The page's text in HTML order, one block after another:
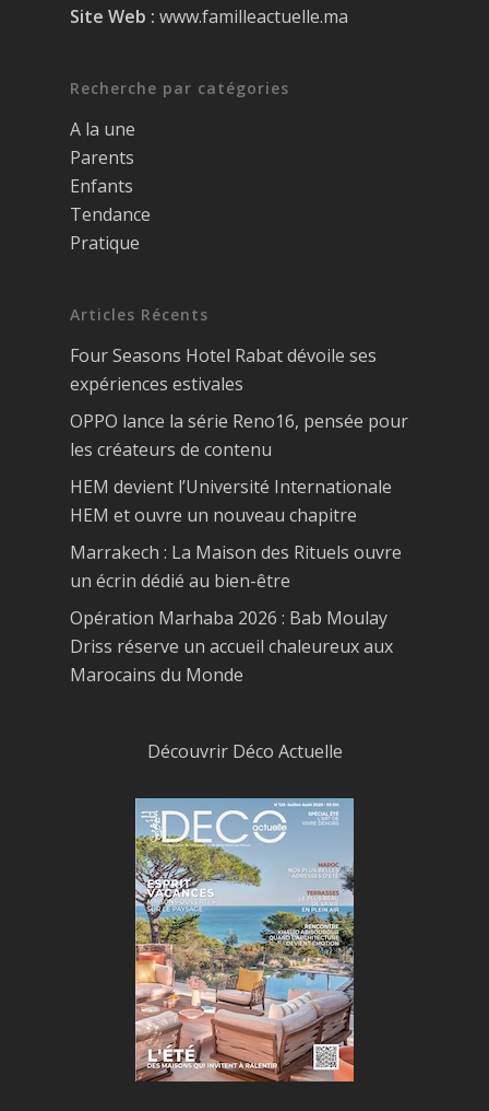
Site Web : www.familleactuelle.ma
Recherche par catégories
A la une
Parents
Enfants
Tendance
Pratique
Articles Récents
Four Seasons Hotel Rabat dévoile ses
expériences estivales
OPPO lance la série Reno16, pensée pour
les créateurs de contenu
HEM devient l’Université Internationale
HEM et ouvre un nouveau chapitre
Marrakech : La Maison des Rituels ouvre
un écrin dédié au bien-être
Opération Marhaba 2026 : Bab Moulay
Driss réserve un accueil chaleureux aux
Marocains du Monde
Découvrir Déco Actuelle